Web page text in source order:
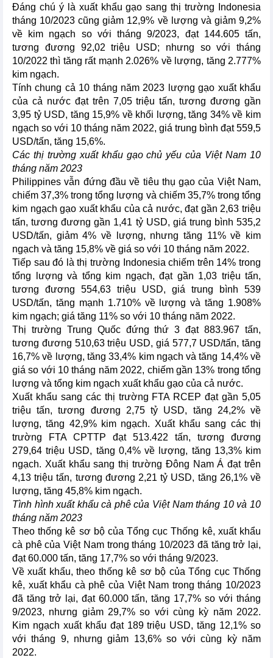
Đáng chú ý là xuất khẩu gạo sang thị trường Indonesia
tháng 10/2023 cũng giảm 12,9% về lượng và giảm 9,2%
về kim ngạch so với tháng 9/2023, đạt 144.605 tấn,
tương đương 92,02 triệu USD; nhưng so với tháng
10/2022 thì tăng rất mạnh 2.026% về lượng, tăng 2.777%
kim ngạch.
Tính chung cả 10 tháng năm 2023 lượng gạo xuất khẩu
của cả nước đạt trên 7,05 triệu tấn, tương đương gần
3,95 tỷ USD, tăng 15,9% về khối lượng, tăng 34% về kim
ngạch so với 10 tháng năm 2022, giá trung bình đạt 559,5
USD/tấn, tăng 15,6%.
Các thị trường xuất khẩu gạo chủ yếu của Việt Nam 10
tháng năm 2023
Philippines vẫn đứng đầu về tiêu thụ gạo của Việt Nam,
chiếm 37,3% trong tổng lượng và chiếm 35,7% trong tổng
kim ngạch gạo xuất khẩu của cả nước, đạt gần 2,63 triệu
tấn, tương đương gần 1,41 tỷ USD, giá trung bình 535,2
USD/tấn, giảm 4% về lượng, nhưng tăng 11% về kim
ngạch và tăng 15,8% về giá so với 10 tháng năm 2022.
Tiếp sau đó là thị trường Indonesia chiếm trên 14% trong
tổng lượng và tổng kim ngạch, đạt gần 1,03 triệu tấn,
tương đương 554,63 triệu USD, giá trung bình 539
USD/tấn, tăng mạnh 1.710% về lượng và tăng 1.908%
kim ngạch; giá tăng 11% so với 10 tháng năm 2022.
Thị trường Trung Quốc đứng thứ 3 đạt 883.967 tấn,
tương đương 510,63 triệu USD, giá 577,7 USD/tấn, tăng
16,7% về lượng, tăng 33,4% kim ngạch và tăng 14,4% về
giá so với 10 tháng năm 2022, chiếm gần 13% trong tổng
lượng và tổng kim ngạch xuất khẩu gạo của cả nước.
Xuất khẩu sang các thị trường FTA RCEP đạt gần 5,05
triệu tấn, tương đương 2,75 tỷ USD, tăng 24,2% về
lượng, tăng 42,9% kim ngạch. Xuất khẩu sang các thị
trường FTA CPTTP đạt 513.422 tấn, tương đương
279,64 triệu USD, tăng 0,4% về lượng, tăng 13,3% kim
ngạch. Xuất khẩu sang thị trường Đông Nam Á đạt trên
4,13 triệu tấn, tương đương 2,21 tỷ USD, tăng 26,1% về
lượng, tăng 45,8% kim ngạch.
Tình hình xuất khẩu cà phê của Việt Nam tháng 10 và 10
tháng năm 2023
Theo thống kê sơ bộ của Tổng cục Thống kê, xuất khẩu
cà phê của Việt Nam trong tháng 10/2023 đã tăng trở lại,
đạt 60.000 tấn, tăng 17,7% so với tháng 9/2023.
Về xuất khẩu, theo thống kê sơ bộ của Tổng cục Thống
kê, xuất khẩu cà phê của Việt Nam trong tháng 10/2023
đã tăng trở lại, đạt 60.000 tấn, tăng 17,7% so với tháng
9/2023, nhưng giảm 29,7% so với cùng kỳ năm 2022.
Kim ngạch xuất khẩu đạt 189 triệu USD, tăng 12,1% so
với tháng 9, nhưng giảm 13,6% so với cùng kỳ năm
2022.